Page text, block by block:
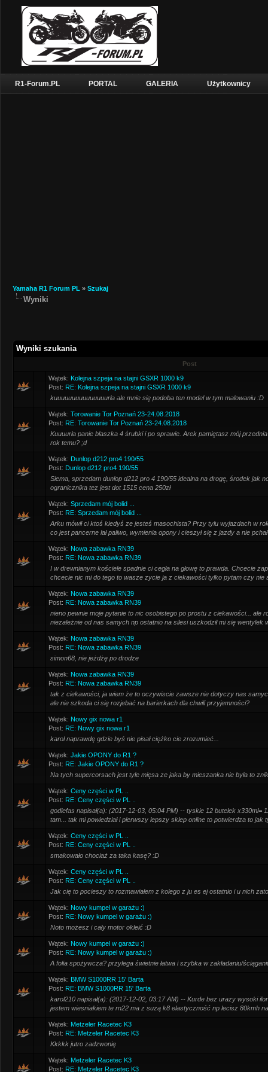
R1-Forum.PL PORTAL GALERIA Użytkownicy
Yamaha R1 Forum PL » Szukaj
Wyniki
Wyniki szukania
Post
Wątek: Kolejna szpeja na stajni GSXR 1000 k9
Post: RE: Kolejna szpeja na stajni GSXR 1000 k9
kuuuuuuuuuuuuuuurła ale mnie się podoba ten model w tym malowaniu :D
Wątek: Torowanie Tor Poznań 23-24.08.2018
Post: RE: Torowanie Tor Poznań 23-24.08.2018
Kuuuurła panie blaszka 4 śrubki i po sprawie. Arek pamiętasz mój
rok temu? ;d
Wątek: Dunlop d212 pro4 190/55
Post: Dunlop d212 pro4 190/55
Siema, sprzedam dunlop d212 pro 4 190/55 idealna na drogę, środek jak
ogranicznika tez jest dot 1515 cena 250zł
Wątek: Sprzedam mój bolid ...
Post: RE: Sprzedam mój bolid ...
Arku mówił ci ktoś kiedyś ze jesteś masochista? Przy tylu wyjazdach w
co jest pancerne lał paliwo, wymienia opony i cieszył się z jazdy a nie
Wątek: Nowa zabawka RN39
Post: RE: Nowa zabawka RN39
I w drewnianym kościele spadnie ci cegła na głowę to prawda. Chcecie
chcecie nic mi do tego to wasze zycie ja z ciekawości tylko pytam czy
Wątek: Nowa zabawka RN39
Post: RE: Nowa zabawka RN39
nieno pewnie moje pytanie to nic osobistego po prostu z ciekawości... ale
niezależnie od nas samych np ostatnio na silesi uszkodził mi się wentylek
Wątek: Nowa zabawka RN39
Post: RE: Nowa zabawka RN39
simon68, nie jeżdżę po drodze
Wątek: Nowa zabawka RN39
Post: RE: Nowa zabawka RN39
tak z ciekawości, ja wiem że to oczywiscie zawsze nie dotyczy nas
ale nie szkoda ci się rozjebać na barierkach dla chwili przyjemności?
Wątek: Nowy gix nowa r1
Post: RE: Nowy gix nowa r1
karol naprawdę gdzie byś nie pisał ciężko cie zrozumieć...
Wątek: Jakie OPONY do R1 ?
Post: RE: Jakie OPONY do R1 ?
Na tych supercorsach jest tyle mięsa ze jaka by mieszanka nie była to
Wątek: Ceny części w PL ..
Post: RE: Ceny części w PL ..
godlefas napisał(a): (2017-12-03, 05:04 PM) -- tyskie 12 butelek x330ml=
tam... tak mi powiedział i pierwszy lepszy sklep online to potwierdza to jak
Wątek: Ceny części w PL ..
Post: RE: Ceny części w PL ..
smakowało chociaż za taka kasę? :D
Wątek: Ceny części w PL ..
Post: RE: Ceny części w PL ..
Jak cię to pocieszy to rozmawiałem z kolego z ju es ej ostatnio i u nich
Wątek: Nowy kumpel w garażu :)
Post: RE: Nowy kumpel w garażu :)
Noto możesz i cały motor okleić :D
Wątek: Nowy kumpel w garażu :)
Post: RE: Nowy kumpel w garażu :)
A folia spożywcza? przylega świetnie łatwa i szybka w zakładaniu/
Wątek: BMW S1000RR 15' Barta
Post: RE: BMW S1000RR 15' Barta
karol210 napisał(a): (2017-12-02, 03:17 AM) -- Kurde bez urazy wysoki
jestem wiesniakiem te rn22 ma z suzą k8 elastyczność np lecisz 80kmh
Wątek: Metzeler Racetec K3
Post: RE: Metzeler Racetec K3
Kkkkk jutro zadzwonię
Wątek: Metzeler Racetec K3
Post: RE: Metzeler Racetec K3